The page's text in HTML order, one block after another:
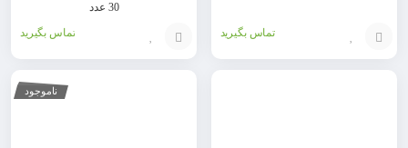
تماس بگیرید
30 عدد
تماس بگیرید
ناموجود